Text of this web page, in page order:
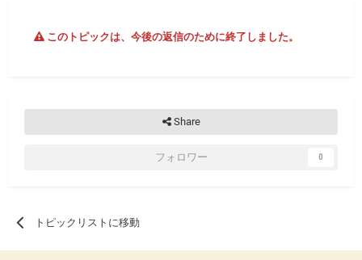
このトピックは、今後の返信のために終了しました。
Share
フォロワー 0
トピックリストに移動